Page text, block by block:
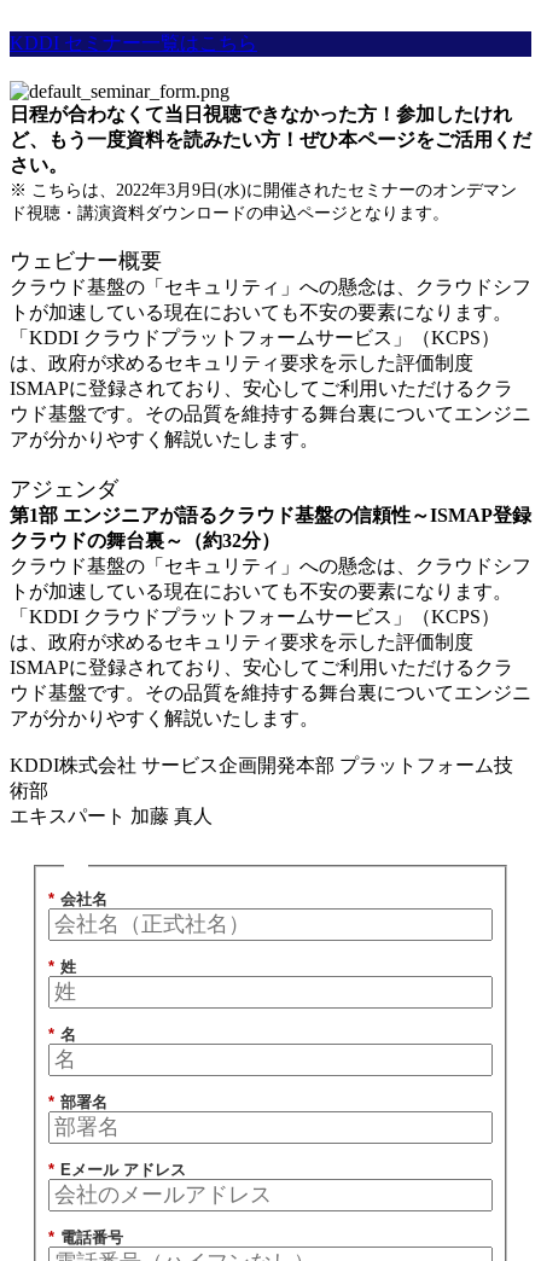
KDDI セミナー一覧はこちら
日程が合わなくて当日視聴できなかった方！参加したけれ
ど、もう一度資料を読みたい方！ぜひ本ページをご活用くだ
さい。
※ こちらは、2022年3月9日(水)に開催されたセミナーのオンデマン
ド視聴・講演資料ダウンロードの申込ページとなります。
ウェビナー概要
クラウド基盤の「セキュリティ」への懸念は、クラウドシフ
トが加速している現在においても不安の要素になります。
「KDDI クラウドプラットフォームサービス」（KCPS）
は、政府が求めるセキュリティ要求を示した評価制度
ISMAPに登録されており、安心してご利用いただけるクラ
ウド基盤です。その品質を維持する舞台裏についてエンジニ
アが分かりやすく解説いたします。
アジェンダ
第1部 エンジニアが語るクラウド基盤の信頼性～ISMAP登録
クラウドの舞台裏～（約32分）
クラウド基盤の「セキュリティ」への懸念は、クラウドシフ
トが加速している現在においても不安の要素になります。
「KDDI クラウドプラットフォームサービス」（KCPS）
は、政府が求めるセキュリティ要求を示した評価制度
ISMAPに登録されており、安心してご利用いただけるクラ
ウド基盤です。その品質を維持する舞台裏についてエンジニ
アが分かりやすく解説いたします。
KDDI株式会社 サービス企画開発本部 プラットフォーム技
術部
エキスパート 加藤 真人
* 会社名
* 姓
* 名
* 部署名
* Eメール アドレス
* 電話番号